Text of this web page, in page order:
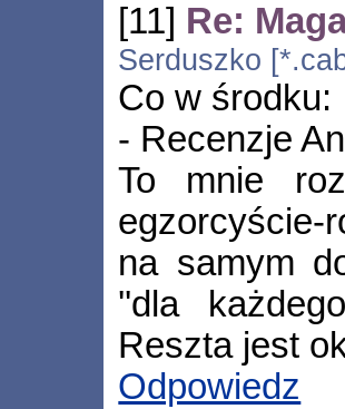
[11] Re:
Serduszko
Co w środku:
- Recenzje
To mnie
egzorcyście-
na samym
''dla
Reszta jest
Odpowiedz